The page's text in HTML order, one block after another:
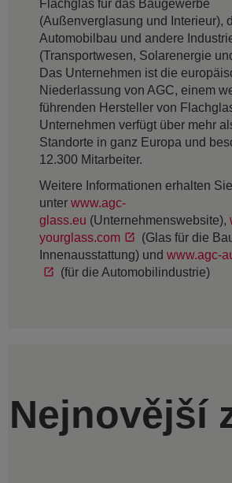
Flachglas für das Baugewerbe
(Außenverglasung und Interieur),
Automobilbau und andere
(Transportwesen, Solarenergie
Das Unternehmen ist die
Niederlassung von AGC, einem
führenden Hersteller von
Unternehmen verfügt über mehr
Standorte in ganz Europa und
12.300 Mitarbeiter.
Weitere Informationen erhalten Sie
unter www.agc-
glass.eu (Unternehmenswebsite),
yourglass.com
(Glas für die
Innenausstattung) und www.agc-
(für die Automobilindustrie)
Nejnovější